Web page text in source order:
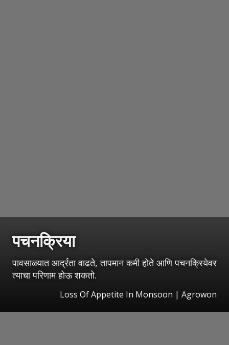
पचनक्रिया
पावसाळ्यात आर्द्रता वाढते, तापमान कमी होते आणि पचनक्रियेवर
त्याचा परिणाम होऊ शकतो.
Loss Of Appetite In Monsoon | Agrowon